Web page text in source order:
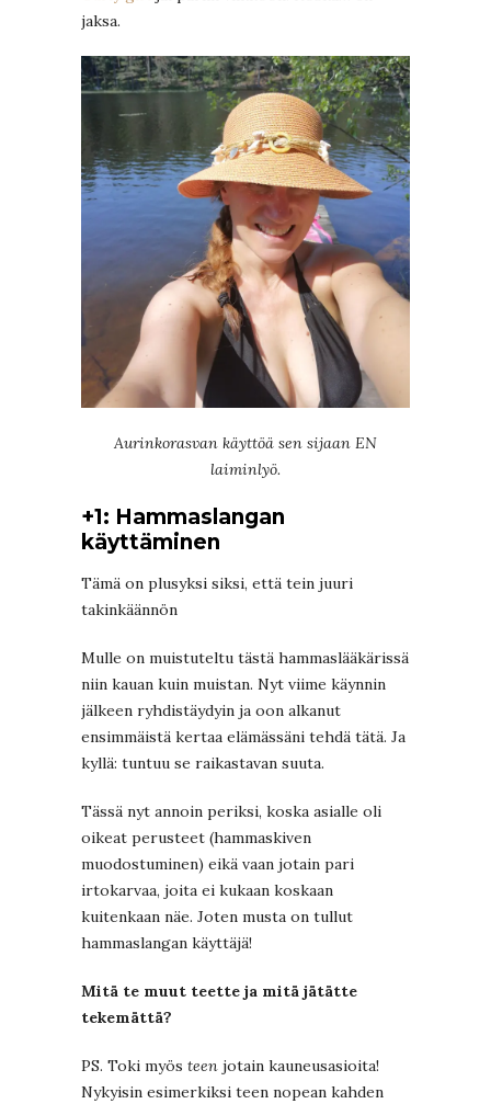
jaksa.
Aurinkorasvan käyttöä sen sijaan EN
laiminlyö.
+1: Hammaslangan
käyttäminen
Tämä on plusyksi siksi, että tein juuri
takinkäännön
Mulle on muistuteltu tästä hammaslääkärissä
niin kauan kuin muistan. Nyt viime käynnin
jälkeen ryhdistäydyin ja oon alkanut
ensimmäistä kertaa elämässäni tehdä tätä. Ja
kyllä: tuntuu se raikastavan suuta.
Tässä nyt annoin periksi, koska asialle oli
oikeat perusteet (hammaskiven
muodostuminen) eikä vaan jotain pari
irtokarvaa, joita ei kukaan koskaan
kuitenkaan näe. Joten musta on tullut
hammaslangan käyttäjä!
Mitä te muut teette ja mitä jätätte
tekemättä?
PS. Toki myös teen jotain kauneusasioita!
Nykyisin esimerkiksi teen nopean kahden